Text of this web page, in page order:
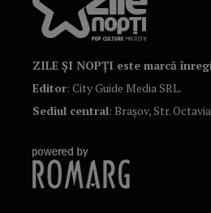
ZILE ȘI NOPȚI este marcă
Editor: City Guide Media SRL.
Sediul central: Brașov, Str.